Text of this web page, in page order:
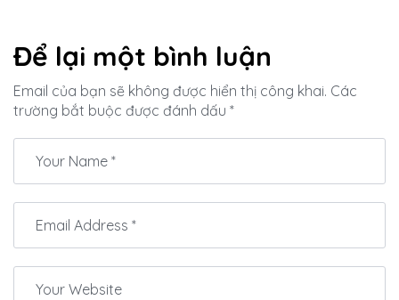
chuyến nghỉ
dưỡng tại Khu
du lịch sinh thái
Đinh Gia Trang
Để lại một bình luận
Email của bạn sẽ không được hiển thị công khai. Các
trường bắt buộc được đánh dấu *